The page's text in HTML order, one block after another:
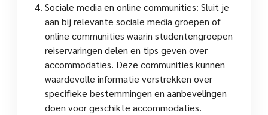
Sociale media en online communities: Sluit je
aan bij relevante sociale media groepen of
online communities waarin studentengroepen
reiservaringen delen en tips geven over
accommodaties. Deze communities kunnen
waardevolle informatie verstrekken over
specifieke bestemmingen en aanbevelingen
doen voor geschikte accommodaties.